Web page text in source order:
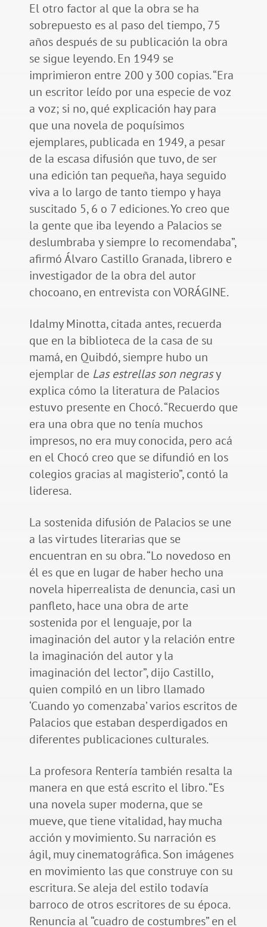
El otro factor al que la obra se ha
sobrepuesto es al paso del tiempo, 75
años después de su publicación la obra
se sigue leyendo. En 1949 se
imprimieron entre 200 y 300 copias. “Era
un escritor leído por una especie de voz
a voz; si no, qué explicación hay para
que una novela de poquísimos
ejemplares, publicada en 1949, a pesar
de la escasa difusión que tuvo, de ser
una edición tan pequeña, haya seguido
viva a lo largo de tanto tiempo y haya
suscitado 5, 6 o 7 ediciones. Yo creo que
la gente que iba leyendo a Palacios se
deslumbraba y siempre lo recomendaba”,
afirmó Álvaro Castillo Granada, librero e
investigador de la obra del autor
chocoano, en entrevista con VORÁGINE.
Idalmy Minotta, citada antes, recuerda
que en la biblioteca de la casa de su
mamá, en Quibdó, siempre hubo un
ejemplar de Las estrellas son negrasy
explica cómo la literatura de Palacios
estuvo presente en Chocó. “Recuerdo que
era una obra que no tenía muchos
impresos, no era muy conocida, pero acá
en el Chocó creo que se difundió en los
colegios gracias al magisterio”, contó la
lideresa.
La sostenida difusión de Palacios se une
a las virtudes literarias que se
encuentran en su obra. “Lo novedoso en
él es que en lugar de haber hecho una
novela hiperrealista de denuncia, casi un
panfleto, hace una obra de arte
sostenida por el lenguaje, por la
imaginación del autor y la relación entre
la imaginación del autor y la
imaginación del lector”, dijo Castillo,
quien compiló en un libro llamado
‘Cuando yo comenzaba’ varios escritos de
Palacios que estaban desperdigados en
diferentes publicaciones culturales.
La profesora Rentería también resalta la
manera en que está escrito el libro. “Es
una novela super moderna, que se
mueve, que tiene vitalidad, hay mucha
acción y movimiento. Su narración es
ágil, muy cinematográfica. Son imágenes
en movimiento las que construye con su
escritura. Se aleja del estilo todavía
barroco de otros escritores de su época.
Renuncia al “cuadro de costumbres” en el